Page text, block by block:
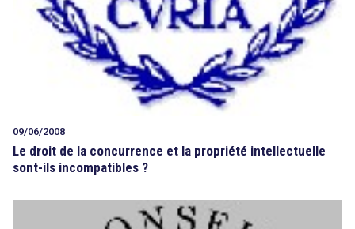
09/06/2008
Le droit de la concurrence et la propriété intellectuelle
sont-ils incompatibles ?